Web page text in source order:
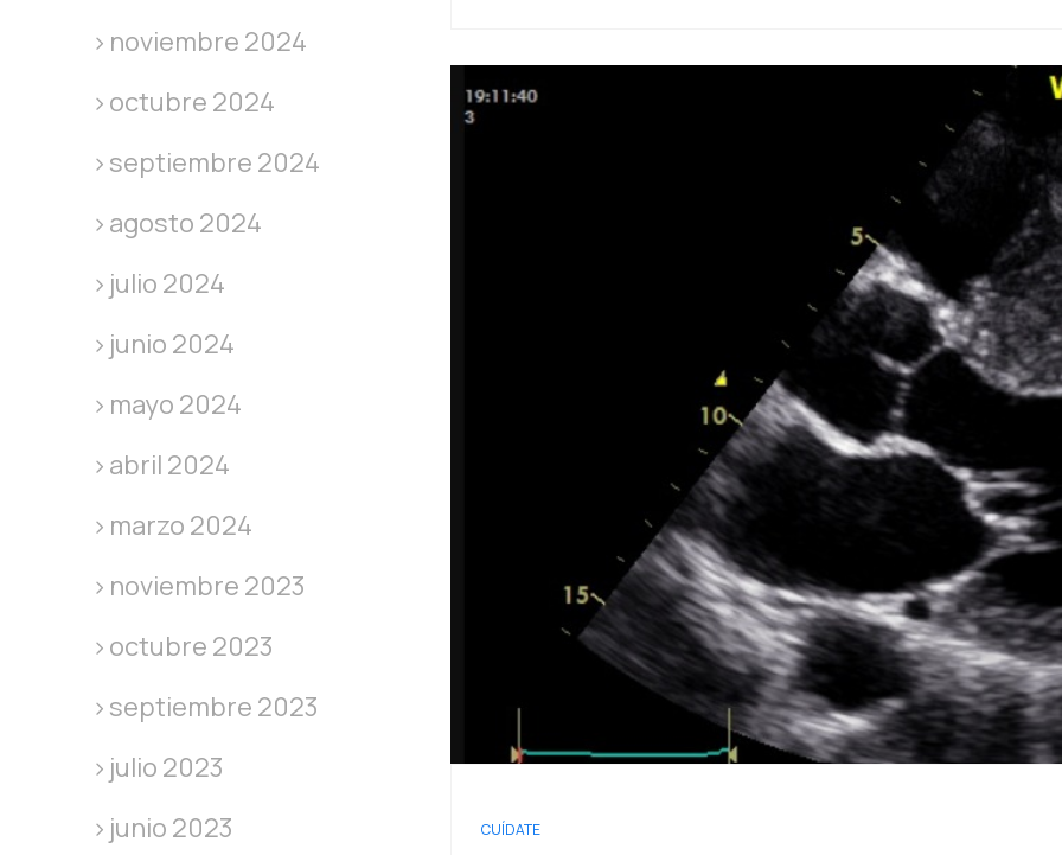
CUÍDATE
noviembre 2024
octubre 2024
septiembre 2024
agosto 2024
julio 2024
junio 2024
mayo 2024
abril 2024
marzo 2024
noviembre 2023
octubre 2023
septiembre 2023
julio 2023
junio 2023